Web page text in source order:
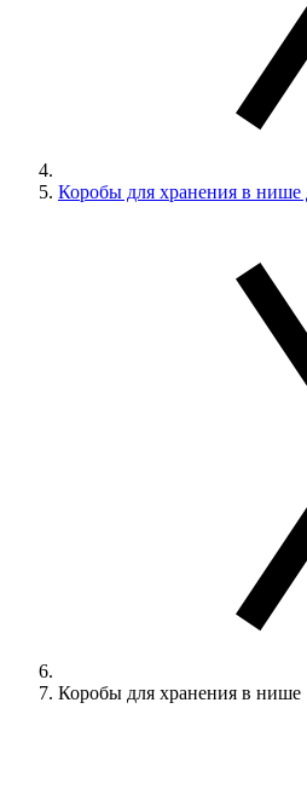
Коробы для хранения в
Коробы для хранения в нише